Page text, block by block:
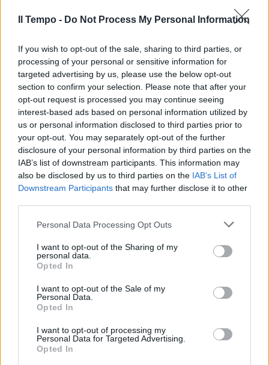
Il Tempo - Do Not Process My Personal Information
If you wish to opt-out of the sale, sharing to third parties, or
processing of your personal or sensitive information for
targeted advertising by us, please use the below opt-out
section to confirm your selection. Please note that after your
opt-out request is processed you may continue seeing
interest-based ads based on personal information utilized by
us or personal information disclosed to third parties prior to
your opt-out. You may separately opt-out of the further
disclosure of your personal information by third parties on the
IAB’s list of downstream participants. This information may
also be disclosed by us to third parties on the IAB’s List of
Downstream Participants that may further disclose it to other
Personal Data Processing Opt Outs
I want to opt-out of the Sharing of my
personal data.
Opted In
I want to opt-out of the Sale of my
Personal Data.
Opted In
I want to opt-out of processing my
Personal Data for Targeted Advertising.
Opted In
In evidenza